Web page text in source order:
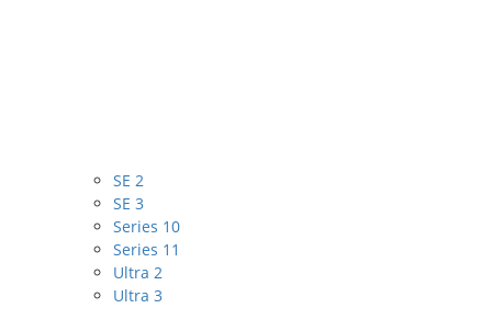
SE 2
SE 3
Series 10
Series 11
Ultra 2
Ultra 3